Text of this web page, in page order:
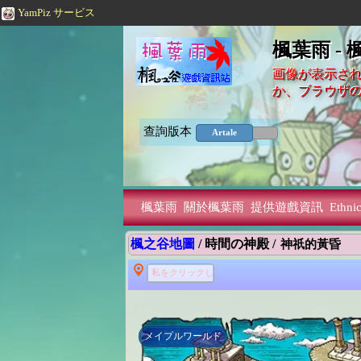
YamPiz サービス
楓葉雨 -
画像が表示さ
か、ブラウザ
查詢版本 Artale
楓葉雨 關於楓葉雨 提供遊戲資訊
楓之谷地圖 / 時間の神殿 / 神祇的黃昏
私をクリックして検索する
メイプルワールド